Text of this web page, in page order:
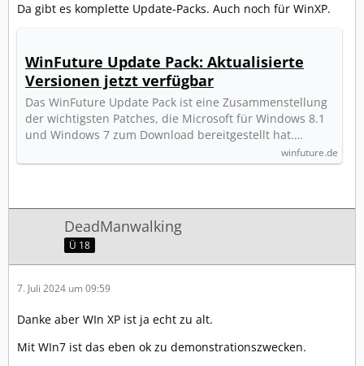
Da gibt es komplette Update-Packs. Auch noch für WinXP.
WinFuture Update Pack: Aktualisierte
Versionen jetzt verfügbar
Das WinFuture Update Pack ist eine Zusammenstellung
der wich­tig­sten Patches, die Microsoft für Windows 8.1
und Win­dows 7 zum Download bereitgestellt hat.…
winfuture.de
DeadManwalking
Ü 18
7. Juli 2024 um 09:59
Danke aber WIn XP ist ja echt zu alt.
Mit WIn7 ist das eben ok zu demonstrationszwecken.